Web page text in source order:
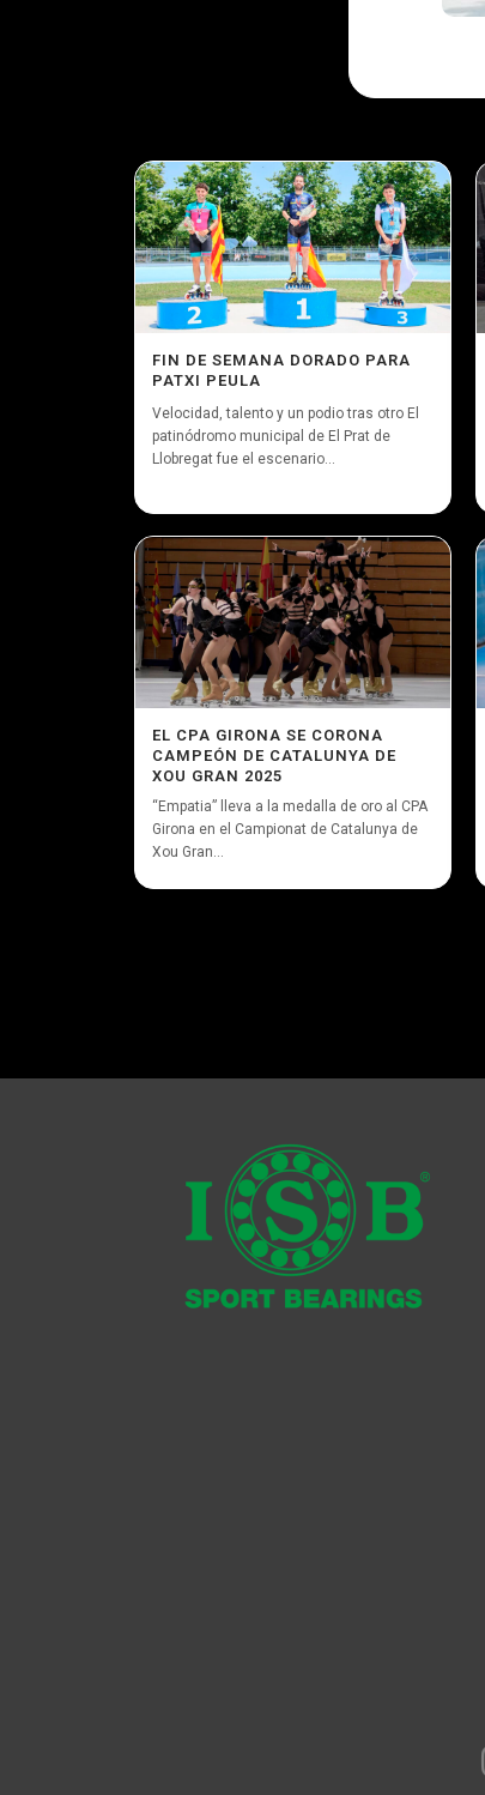
FIN DE SEMANA DORADO PARA
PATXI PEULA
Velocidad, talento y un podio tras otro El
patinódromo municipal de El Prat de
Llobregat fue el escenario...
EL CPA GIRONA SE CORONA
CAMPEÓN DE CATALUNYA DE
XOU GRAN 2025
“Empatia” lleva a la medalla de oro al CPA
Girona en el Campionat de Catalunya de
Xou Gran...